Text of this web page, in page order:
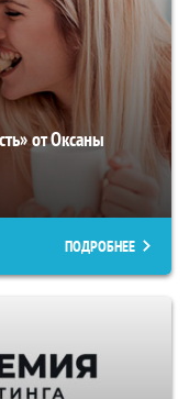
от Оксаны
ПОДРОБНЕЕ